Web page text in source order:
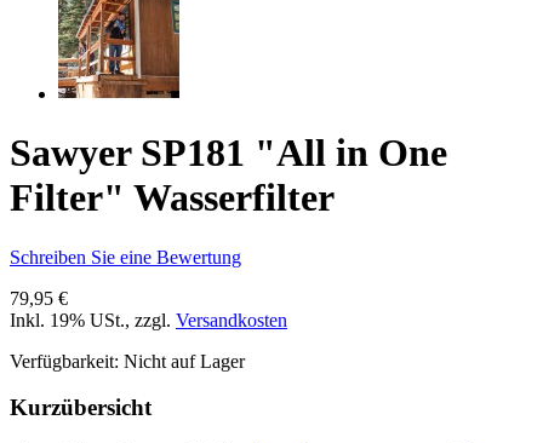
Sawyer SP181 "All in One
Filter" Wasserfilter
Schreiben Sie eine Bewertung
79,95 €
Inkl. 19% USt., zzgl. Versandkosten
Verfügbarkeit: Nicht auf Lager
Kurzübersicht